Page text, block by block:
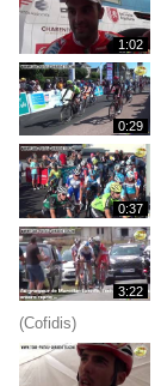
1:02
0:29
0:37
3:22
(Cofidis)